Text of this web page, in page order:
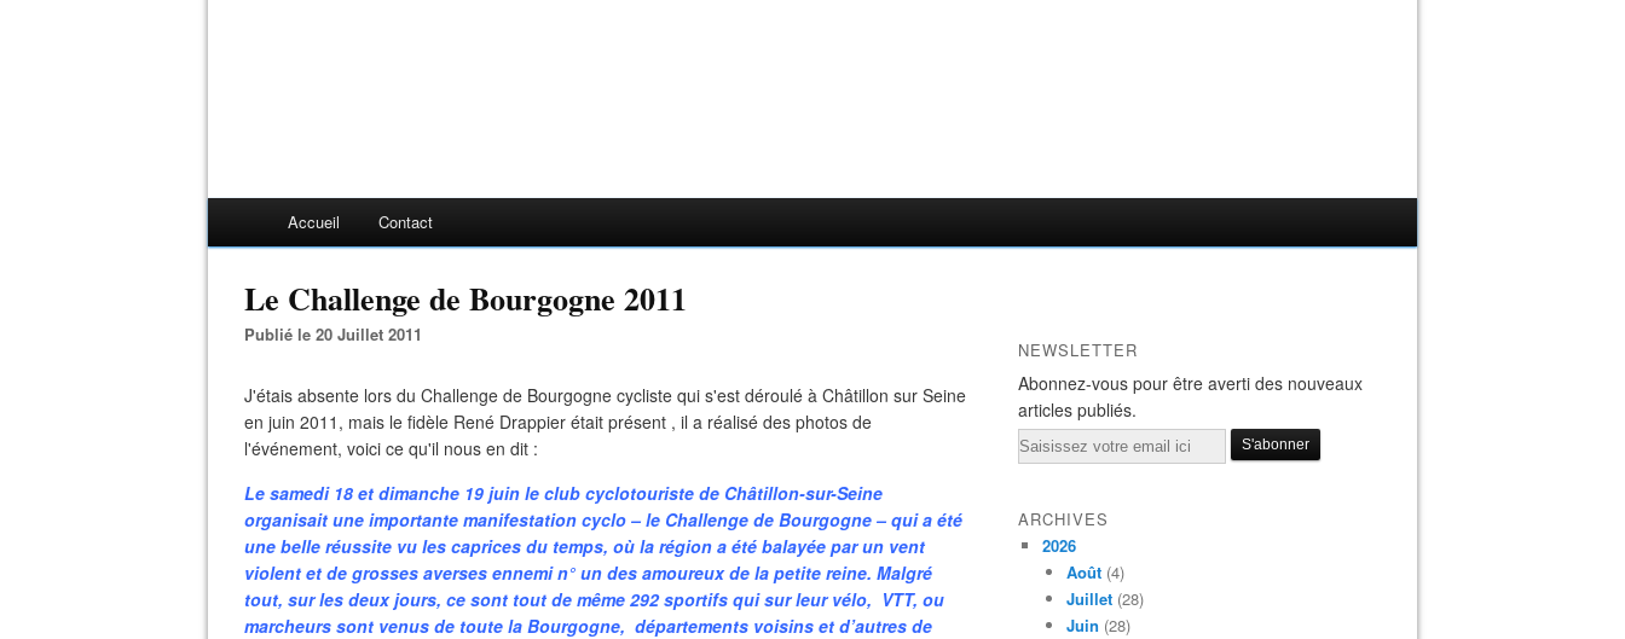
Accueil Contact
Le Challenge de Bourgogne 2011
Publié le 20 Juillet 2011
J'étais absente lors du Challenge de Bourgogne cycliste qui s'est déroulé à Châtillon sur Seine
en juin 2011, mais le fidèle René Drappier était présent , il a réalisé des photos de
l'événement, voici ce qu'il nous en dit :
Le samedi 18 et dimanche 19 juin le club cyclotouriste de Châtillon-sur-Seine
organisait une importante manifestation cyclo – le Challenge de Bourgogne – qui a été
une belle réussite vu les caprices du temps, où la région a été balayée par un vent
violent et de grosses averses ennemi n° un des amoureux de la petite reine. Malgré
tout, sur les deux jours, ce sont tout de même 292 sportifs qui sur leur vélo, VTT, ou
marcheurs sont venus de toute la Bourgogne, départements voisins et d’autres de
NEWSLETTER
Abonnez-vous pour être averti des nouveaux
articles publiés.
Email
ARCHIVES
2026
Août (4)
Juillet (28)
Juin (28)